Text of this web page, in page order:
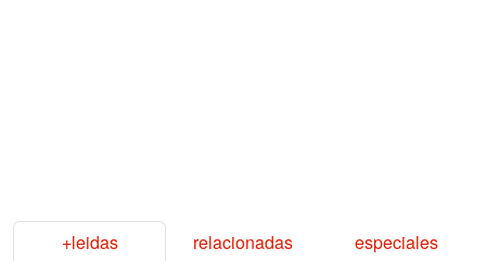
+leidas relacionadas
especiales